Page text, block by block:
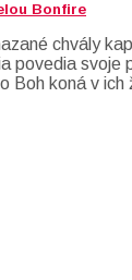
Bonfire
chvály
povedia svoje
Boh koná v ich